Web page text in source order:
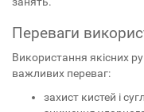
Переваги
Використання якісних
важливих переваг:
захист кистей і